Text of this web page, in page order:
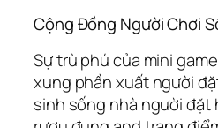
Cộng Đồng Người Chơi
Sự trù phú của mini
xung phần xuất người
sinh sống nhà người đặt